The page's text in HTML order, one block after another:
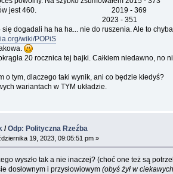
posłów jest 460. 2019 - 369
- 351
się dogadali ha ha ha... nie do ruszenia. Ale to
wiki/POPiS
20 rocznica tej bajki. Całkiem niedawno, no
o tym, dlaczego taki wynik, ani co będzie kiedyś?
wariantach w TYM układzie.
/Odp: Polityczna Rzeźba
19, 2023, 09:05:51 pm »
wyszło tak a nie inaczej? (choć one też są
dosłownym i przysłowiowym (obyś żył w